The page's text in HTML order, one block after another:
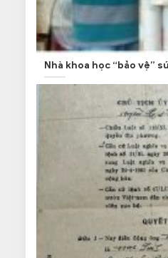
Nhà khoa học “bảo vệ”